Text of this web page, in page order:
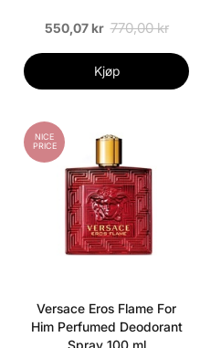
550,07 kr 770,00 kr
Kjøp
NICE
PRICE
Versace Eros Flame For
Him Perfumed Deodorant
Spray 100 ml